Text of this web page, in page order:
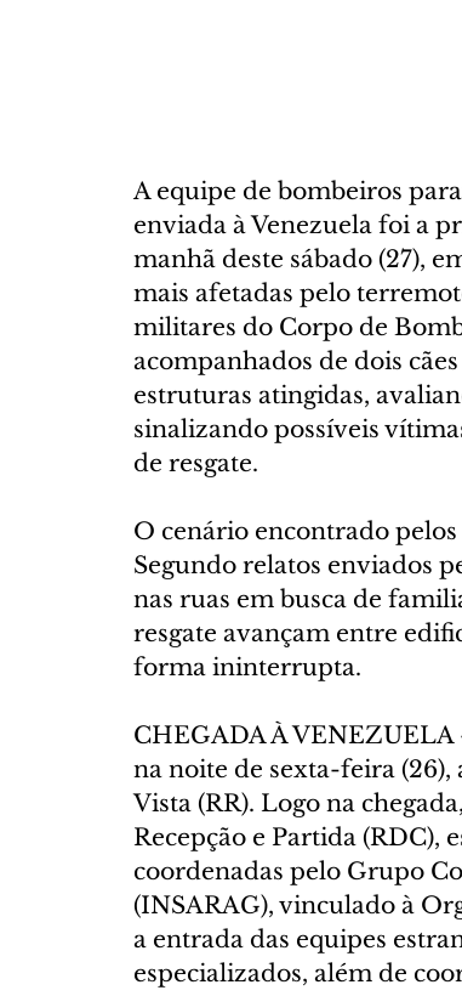
A equipe de bombeiros
enviada à Venezuela foi a
manhã deste sábado (27),
mais afetadas pelo
militares do Corpo de
acompanhados de dois
estruturas atingidas,
sinalizando possíveis
de resgate.
O cenário encontrado
Segundo relatos enviados
nas ruas em busca de
resgate avançam entre
forma ininterrupta.
CHEGADA À VENEZUELA
na noite de sexta-feira (26),
Vista (RR). Logo na
Recepção e Partida (RDC),
coordenadas pelo Grupo
(INSARAG), vinculado à
a entrada das equipes
especializados, além de